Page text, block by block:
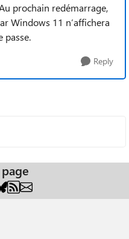
prochain redémarrage,
Windows 11 n’affichera
passe.
Reply